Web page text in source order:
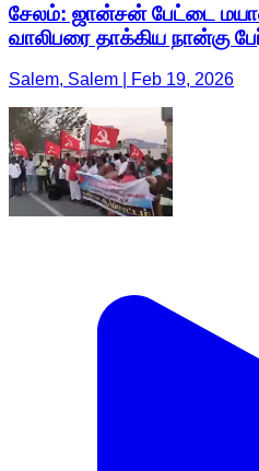
சேலம்: ஜான்சன் பேட்டை
வாலிபரை தாக்கிய நான்கு
Salem, Salem | Feb 19, 2026